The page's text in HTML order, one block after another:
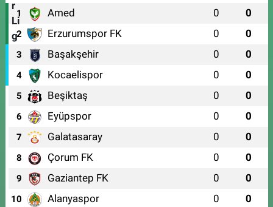
1 Amed 0 0
2 Erzurumspor FK 0 0
3 Başakşehir 0 0
4 Kocaelispor 0 0
5 Beşiktaş 0 0
6 Eyüpspor 0 0
7 Galatasaray 0 0
8 Çorum FK 0 0
9 Gaziantep FK 0 0
10 Alanyaspor 0 0